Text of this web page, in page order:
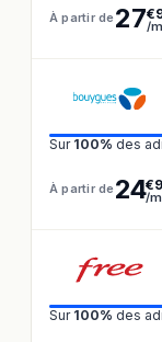
À partir de 27/
Sur 100% des
À partir de 24/
Sur 100% des